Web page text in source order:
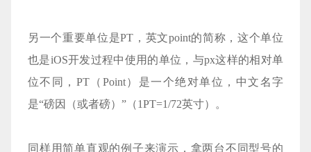
另一个重要单位是PT，英文point的简称，这个单位
也是iOS开发过程中使用的单位，与px这样的相对单
位不同，PT（Point）是一个绝对单位，中文名字
是“磅因（或者磅）”（1PT=1/72英寸）。
同样用简单直观的例子来演示，拿两台不同型号的